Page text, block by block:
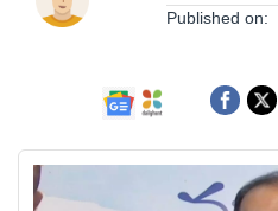
జాతీయం
Published on: